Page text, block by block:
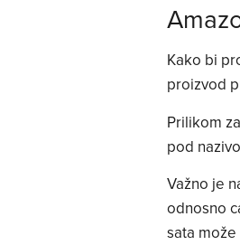
Kako bi
proizvod
Prilikom
pod
Važno je
odnosno
sata